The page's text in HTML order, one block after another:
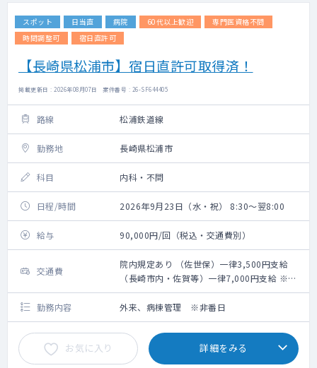
スポット 日当直 病院 60代以上歓迎
専門医資格不問
時間調整可
宿日直許可
【長崎県松浦市】宿日直許可取得済！
掲載更新日 : 2026年08月07日 案件番号 : 26-SF644405
路線 松浦鉄道線
勤務地 長崎県松浦市
科目 内科・不問
日程/時間 2026年9月23日（水・祝） 8:30～翌8:00
給与 90,000円/回（税込・交通費別）
交通費
院内規定あり （佐世保）一律3,500円支給
（長崎市内・佐賀等）一律7,000円支給 ※当
日どちからいらっしゃるか応募時にお知らせ
ください。
勤務内容 外来、病棟管理 ※非番日
お気に入り 詳細をみる